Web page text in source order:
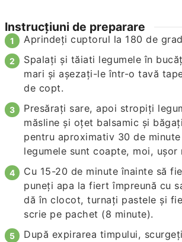
Instrucțiuni de preparare
Aprindeţi cuptorul la 180 de
Spalaţi şi tăiati legumele în
mari şi aşezaţi-le într-o tavă
de copt.
Presăraţi sare, apoi stropiţi
măsline şi oţet balsamic şi
pentru aproximativ 30 de minute
legumele sunt coapte, moi, uşor
Cu 15-20 de minute înainte să
puneţi apa la fiert împreună cu
dă în clocot, turnaţi pastele şi
scrie pe pachet (8 minute).
După expirarea timpului,